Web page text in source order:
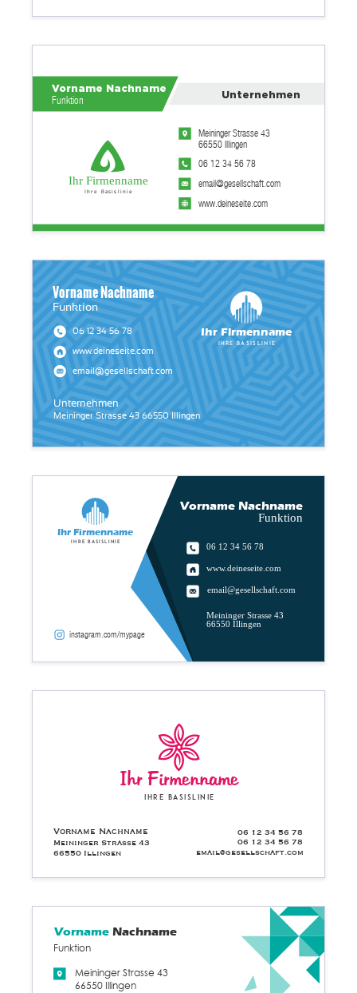
www.deineseite.com
06 12 34 56 78
email@gesellschaft.com
Meininger Strasse 43
66550 Illingen
Unternehmen
Vorname Nachname
Funktion
Ihr Firmenname
Ihre Basislinie
email@gesellschaft.com
Unternehmen
Meininger Strasse 43 66550 Illingen
06 12 34 56 78
www.deineseite.com
Funktion
Vorname Nachname
Ihr Firmenname
Ihre Basislinie
instagram.com/mypage
Meininger Strasse 43
66550 Illingen
www.deineseite.com
email@gesellschaft.com
06 12 34 56 78
Funktion
Vorname Nachname
Ihr Firmenname
Ihre Basislinie
06 12 34 56 78
email@gesellschaft.com
Meininger Strasse 43
66550 Illingen
06 12 34 56 78
Vorname Nachname
Ihr Firmenname
Ihre Basislinie
Funktion
Meininger Strasse 43
66550 Illingen
Vorname Nachname